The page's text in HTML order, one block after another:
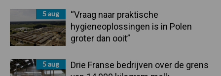
5 aug
“Vraag naar praktische
hygieneoplossingen is in Polen
groter dan ooit”
5 aug
Drie Franse bedrijven over de grens